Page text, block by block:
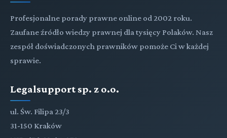
Profesjonalne porady prawne online od 2002 roku.
Zaufane źródło wiedzy prawnej dla tysięcy Polaków. Nasz
zespół doświadczonych prawników pomoże Ci w każdej
sprawie.
Legalsupport sp. z o.o.
ul. Św. Filipa 23/3
31-150 Kraków